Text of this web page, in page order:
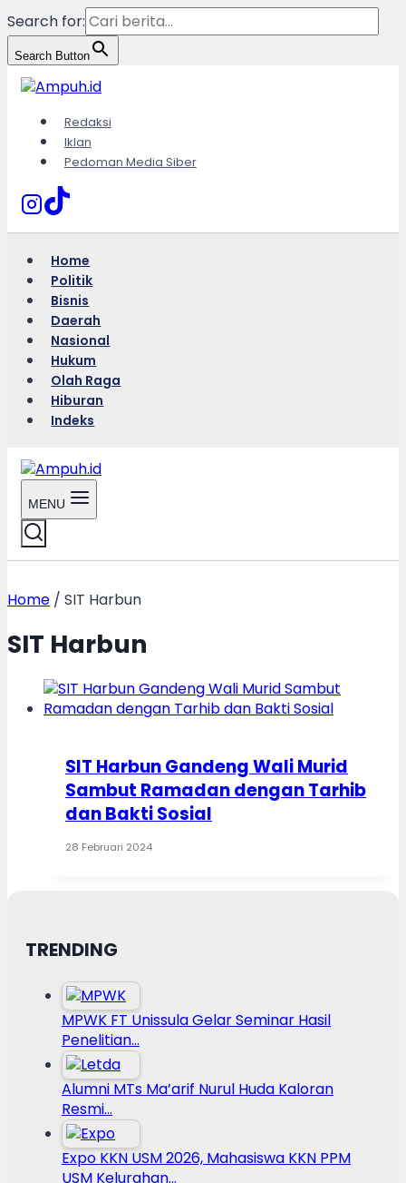
Search for:
Search Button
Skip
to
content
Redaksi
Iklan
Pedoman Media Siber
Home
Politik
Bisnis
Daerah
Nasional
Hukum
Olah Raga
Hiburan
Indeks
MENU
Home / SIT Harbun
SIT Harbun
SIT Harbun Gandeng Wali Murid
Sambut Ramadan dengan Tarhib
dan Bakti Sosial
28 Februari 2024
TRENDING
MPWK FT Unissula Gelar Seminar Hasil
Penelitian…
Alumni MTs Ma’arif Nurul Huda Kaloran
Resmi…
Expo KKN USM 2026, Mahasiswa KKN PPM
USM Kelurahan…